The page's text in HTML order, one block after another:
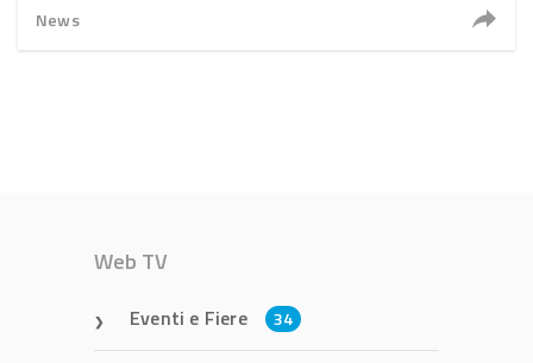
News
Web TV
Eventi e Fiere 34